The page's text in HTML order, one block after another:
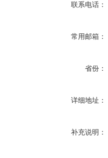
联系电话：
常用邮箱：
省份：
详细地址：
补充说明：